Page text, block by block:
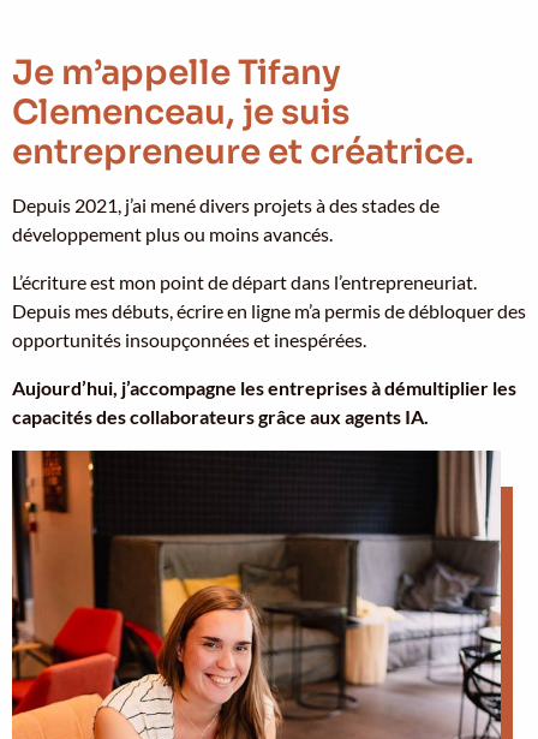
Je m’appelle Tifany
Clemenceau, je suis
entrepreneure et créatrice.
Depuis 2021, j’ai mené divers projets à des stades de
développement plus ou moins avancés.
L’écriture est mon point de départ dans l’entrepreneuriat.
Depuis mes débuts, écrire en ligne m’a permis de débloquer des
opportunités insoupçonnées et inespérées.
Aujourd’hui, j’accompagne les entreprises à démultiplier les
capacités des collaborateurs grâce aux agents IA.